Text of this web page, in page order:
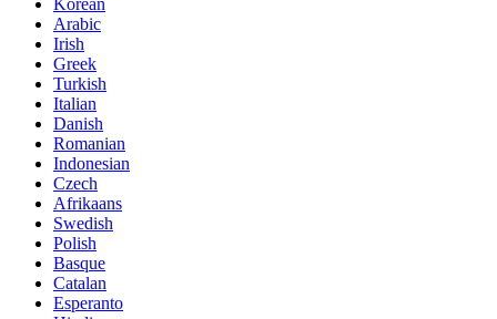
Korean
Arabic
Irish
Greek
Turkish
Italian
Danish
Romanian
Indonesian
Czech
Afrikaans
Swedish
Polish
Basque
Catalan
Esperanto